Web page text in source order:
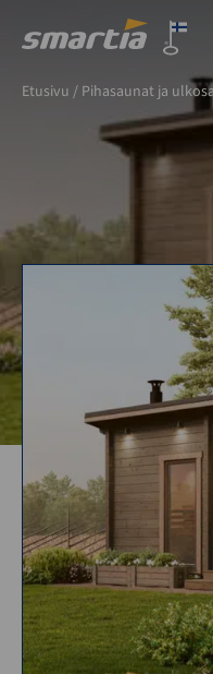
Oy
Etusivu / Pihasaunat ja